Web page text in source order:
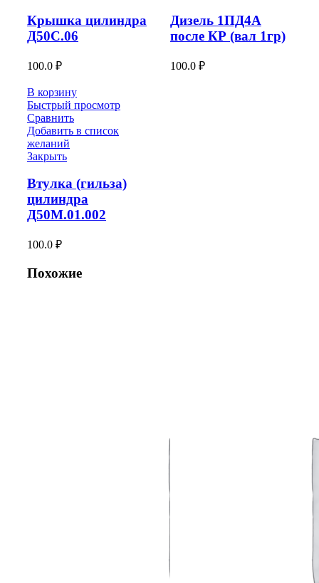
Крышка цилиндра
Д50С.06
100.0 ₽
Дизель 1ПД4А
после КР (вал 1гр)
100.0 ₽
В корзину
Быстрый просмотр
Сравнить
Добавить в список
желаний
Закрыть
Втулка (гильза)
цилиндра
Д50М.01.002
100.0 ₽
Похожие